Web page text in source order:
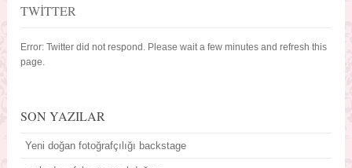
TWITTER
Error: Twitter did not respond. Please wait a few minutes and refresh this
page.
SON YAZILAR
Yeni doğan fotoğrafçılığı backstage